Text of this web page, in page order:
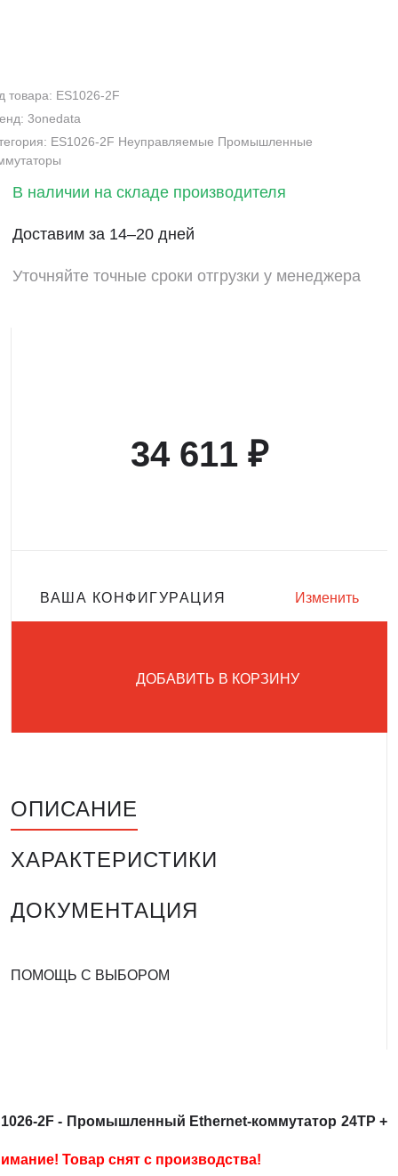
товара: ES1026-2F
3onedata
ES1026-2F Неуправляемые Промышленные
В наличии на складе производителя
Доставим за 14–20 дней
Уточняйте точные сроки отгрузки у менеджера
34 611 ₽
ВАША КОНФИГУРАЦИЯ Изменить
ДОБАВИТЬ В КОРЗИНУ
ОПИСАНИЕ
ХАРАКТЕРИСТИКИ
ДОКУМЕНТАЦИЯ
ПОМОЩЬ С ВЫБОРОМ
2F - Промышленный Ethernet-коммутатор 24TP +
Товар снят с производства!